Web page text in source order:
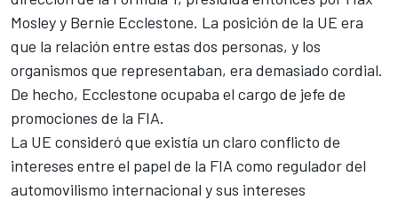
Mosley y Bernie Ecclestone. La posición de la UE era
que la relación entre estas dos personas, y los
organismos que representaban, era demasiado cordial.
De hecho, Ecclestone ocupaba el cargo de jefe de
promociones de la FIA.
La UE consideró que existía un claro conflicto de
intereses entre el papel de la FIA como regulador del
automovilismo internacional y sus intereses